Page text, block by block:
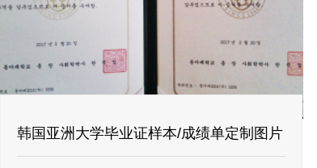
韩国亚洲大学毕业证样本/成绩单定制图片
证书样本